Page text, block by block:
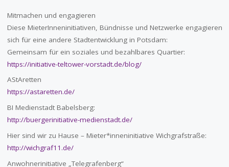
Mitmachen und engagieren
Diese MieterInneninitiativen, Bündnisse und Netzwerke engagieren
sich für eine andere Stadtentwicklung in Potsdam:
Gemeinsam für ein soziales und bezahlbares Quartier:
https://initiative-teltower-vorstadt.de/blog/
AStAretten
https://astaretten.de/
BI Medienstadt Babelsberg:
http://buergerinitiative-medienstadt.de/
Hier sind wir zu Hause – Mieter*inneninitiative Wichgrafstraße:
http://wichgraf11.de/
Anwohnerinitiative „Telegrafenberg“